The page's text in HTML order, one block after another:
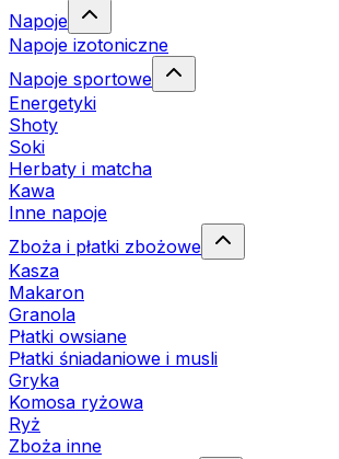
Napoje
Napoje izotoniczne
Napoje sportowe
Energetyki
Shoty
Soki
Herbaty i matcha
Kawa
Inne napoje
Zboża i płatki zbożowe
Kasza
Makaron
Granola
Płatki owsiane
Płatki śniadaniowe i musli
Gryka
Komosa ryżowa
Ryż
Zboża inne